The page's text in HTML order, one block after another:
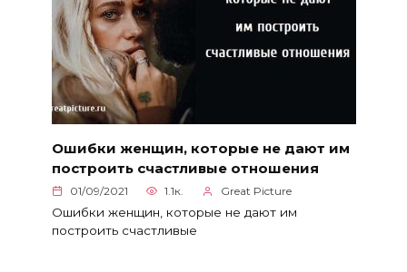
Ошибки женщин, которые не дают им
построить счастливые отношения
01/09/2021 1.1к. Great Picture
Ошибки женщин, которые не дают им
построить счастливые